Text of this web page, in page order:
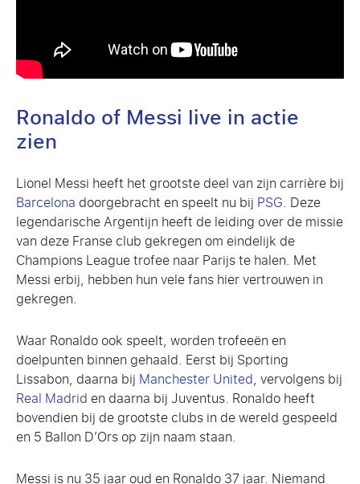
Ronaldo of Messi live in actie
zien
Lionel Messi heeft het grootste deel van zijn carrière bij
Barcelona doorgebracht en speelt nu bij PSG. Deze
legendarische Argentijn heeft de leiding over de missie
van deze Franse club gekregen om eindelijk de
Champions League trofee naar Parijs te halen. Met
Messi erbij, hebben hun vele fans hier vertrouwen in
gekregen.
Waar Ronaldo ook speelt, worden trofeeën en
doelpunten binnen gehaald. Eerst bij Sporting
Lissabon, daarna bij Manchester United, vervolgens bij
Real Madrid en daarna bij Juventus. Ronaldo heeft
bovendien bij de grootste clubs in de wereld gespeeld
en 5 Ballon D’Ors op zijn naam staan.
Messi is nu 35 jaar oud en Ronaldo 37 jaar. Niemand